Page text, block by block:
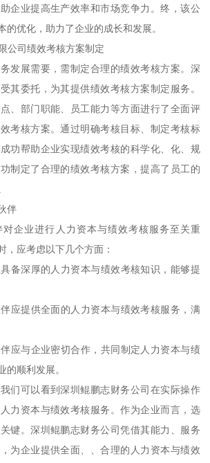
企业提高生产效率和市场竞争力。终，该公
的优化，助力了企业的成长和发展。
公司绩效考核方案制定
发展需要，需制定合理的绩效考核方案。深
其委托，为其提供绩效考核方案制定服务。
、部门职能、员工能力等方面进行了全面评
考核方案。通过明确考核目标、制定考核标
功帮助企业实现绩效考核的科学化、化、规
制定了合理的绩效考核方案，提高了员工的
伴
企业进行人力资本与绩效考核服务至关重
，应考虑以下几个方面：
备深厚的人力资本与绩效考核知识，能够提
应提供全面的人力资本与绩效考核服务，满
应与企业密切合作，共同制定人力资本与绩
的顺利发展。
们可以看到深圳鲲鹏志财务公司在实际操作
力资本与绩效考核服务。作为企业而言，选
键。深圳鲲鹏志财务公司凭借其能力、服务
为企业提供全面、、合理的人力资本与绩效